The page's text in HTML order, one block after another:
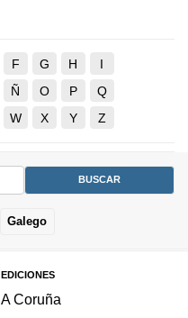
F G H
I
Ñ O P
Q
W X Y Z
Galego
EDICIONES
A Coruña